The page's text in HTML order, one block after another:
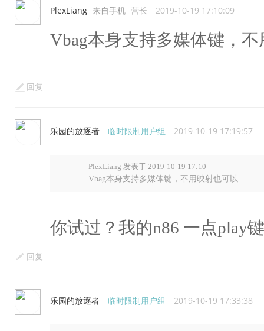
PlexLiang 来自手机 营长 2019-10-19 17:10:09
Vbag本身支持多媒体键，
回复
乐园的放逐者 临时限制用户组 2019-10-19 17:19:57
PlexLiang 发表于 2019-10-19 17:10
Vbag本身支持多媒体键，不用映射也可以
你试过？我的n86 一点play
回复
乐园的放逐者 临时限制用户组 2019-10-19 17:33:38